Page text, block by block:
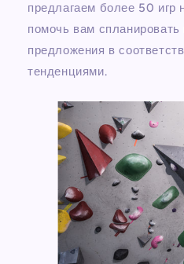
предлагаем более 50
помочь вам
предложения в
тенденциями.